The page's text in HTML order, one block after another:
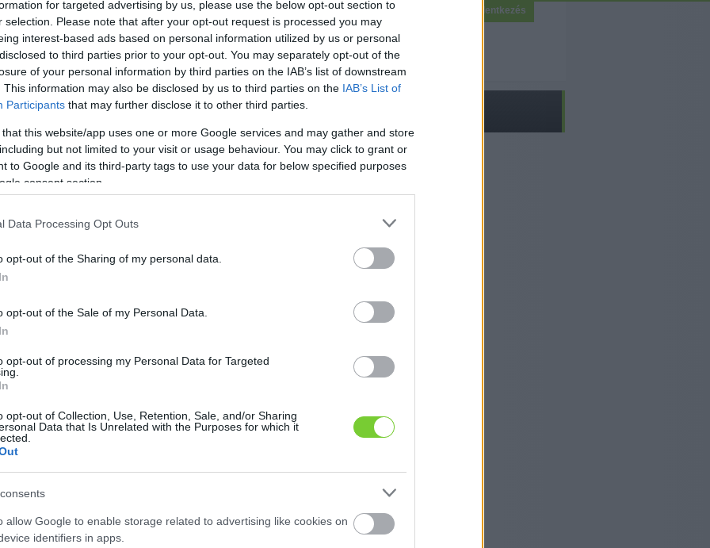
for targeted advertising by us, please use the below opt-out section to
selection. Please note that after your opt-out request is processed you may
interest-based ads based on personal information utilized by us or personal
to third parties prior to your opt-out. You may separately opt-out of the
of your personal information by third parties on the IAB’s list of downstream
This information may also be disclosed by us to third parties on the IAB’s List of
Participants that may further disclose it to other third parties.
that this website/app uses one or more Google services and may gather and store
but not limited to your visit or usage behaviour. You may click to grant or
to Google and its third-party tags to use your data for below specified purposes
consent section.
Data Processing Opt Outs
opt-out of the Sharing of my personal data.
opt-out of the Sale of my Personal Data.
opt-out of processing my Personal Data for Targeted
opt-out of Collection, Use, Retention, Sale, and/or Sharing
Data that Is Unrelated with the Purposes for which it
allow Google to enable storage related to advertising like cookies on
identifiers in apps.
Jelszó Emlékezzen rám
Regisztráció
Bejelentkezés
szaknévsora
KERTÉSZ ÉS KERTÉSZET REGISZTRÁCIÓ NÖVÉNYKATALÓGUS
3
2
2
2 4
3
2
2
2
141 Szaknévsori adatlap létrehozása